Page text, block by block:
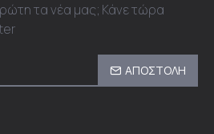
τα νέα μας; Κάνε τώρα
ΑΠΟΣΤΟΛΗ